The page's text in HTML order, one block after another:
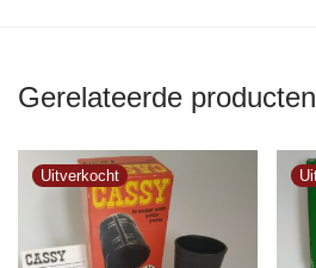
Gerelateerde producten